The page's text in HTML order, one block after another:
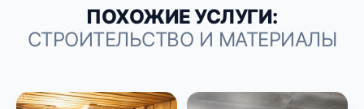
ПОХОЖИЕ УСЛУГИ:
СТРОИТЕЛЬСТВО И МАТЕРИАЛЫ